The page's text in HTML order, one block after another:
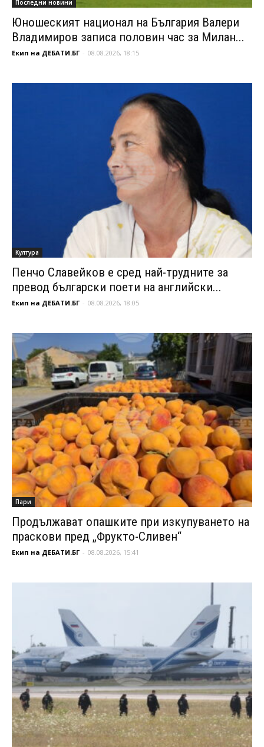
Последни новини
Юношеският национал на България Валери
Владимиров записа половин час за Милан...
Екип на ДЕБАТИ.БГ - 08.08.2026, 18:15
Култура
Пенчо Славейков е сред най-трудните за
превод български поети на английски...
Екип на ДЕБАТИ.БГ - 08.08.2026, 18:05
Пари
Продължават опашките при изкупуването на
праскови пред „Фрукто-Сливен“
Екип на ДЕБАТИ.БГ - 08.08.2026, 15:41